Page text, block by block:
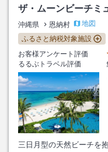
ザ・ムーンビーチミ
沖縄県 恩納村
地図
ふるさと納税対象施設
お客様アンケート評価
るるぶトラベル評価
三日月型の天然ビーチを